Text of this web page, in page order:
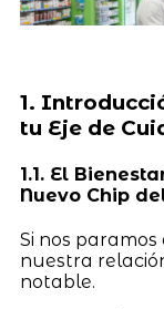
1.
tu Eje de
1.1. El
Nuevo Chip
Si nos
nuestra
notable.